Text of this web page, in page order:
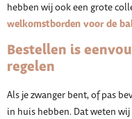
hebben wij ook een grote
welkomstborden voor de
Bestellen is
regelen
Als je zwanger bent, of pas
in huis hebben. Dat weten